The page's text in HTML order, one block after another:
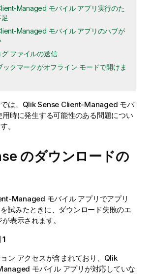
Managed モバイル アプリ実行のた
Managed モバイル アプリのハブが
ファイルの送信
クマークがオフライン モードで開けま
は、 Qlik Sense Client-Managed モバ
時に発生する可能性のある問題につい
。
のダウンロードの
Managed モバイルアプリでアプリ
試みたときに、ダウンロード失敗のエ
表示されます。
1
ン アクセスが含まれており、 Qlik
モバイルアプリが対応していな